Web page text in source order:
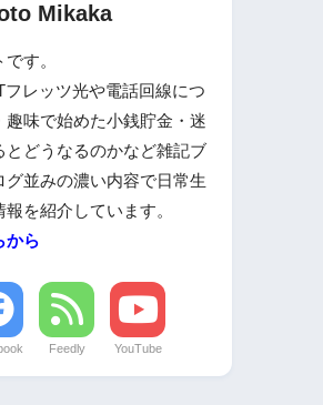
Mikaka
す。
フレッツ光や電話回線につ
趣味で始めた小銭貯金・迷
とどうなるのかなど雑記ブ
グ並みの濃い内容で日常生
を紹介しています。
から
Feedly YouTube